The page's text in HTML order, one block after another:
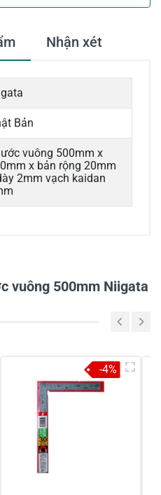
Nhận xét
Bản
vuông 500mm x
x bản rộng 20mm
2mm vạch kaidan
-
về sản phẩm
vuông 500mm Niigata
-4%